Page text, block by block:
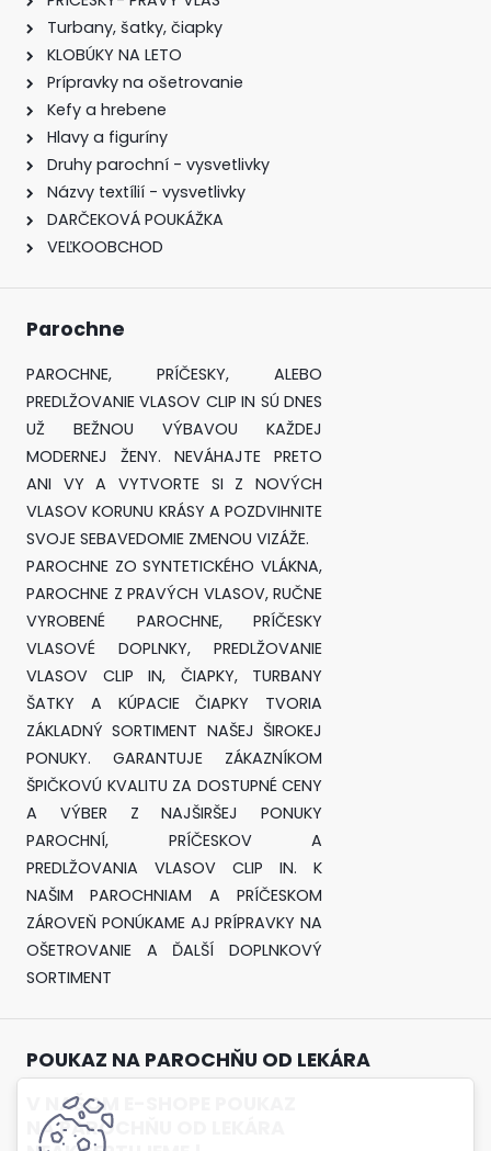
Turbany, šatky, čiapky
KLOBÚKY NA LETO
Prípravky na ošetrovanie
Kefy a hrebene
Hlavy a figuríny
Druhy parochní - vysvetlivky
Názvy textílií - vysvetlivky
DARČEKOVÁ POUKÁŽKA
VEĽKOOBCHOD
Parochne
PAROCHNE, PRÍČESKY, ALEBO
PREDLŽOVANIE VLASOV CLIP IN SÚ DNES
UŽ BEŽNOU VÝBAVOU KAŽDEJ
MODERNEJ ŽENY. NEVÁHAJTE PRETO
ANI VY A VYTVORTE SI Z NOVÝCH
VLASOV KORUNU KRÁSY A POZDVIHNITE
SVOJE SEBAVEDOMIE ZMENOU VIZÁŽE.
PAROCHNE ZO SYNTETICKÉHO VLÁKNA,
PAROCHNE Z PRAVÝCH VLASOV, RUČNE
VYROBENÉ PAROCHNE, PRÍČESKY
VLASOVÉ DOPLNKY, PREDLŽOVANIE
VLASOV CLIP IN, ČIAPKY, TURBANY
ŠATKY A KÚPACIE ČIAPKY TVORIA
ZÁKLADNÝ SORTIMENT NAŠEJ ŠIROKEJ
PONUKY. GARANTUJE ZÁKAZNÍKOM
ŠPIČKOVÚ KVALITU ZA DOSTUPNÉ CENY
A VÝBER Z NAJŠIRŠEJ PONUKY
PAROCHNÍ, PRÍČESKOV A
PREDLŽOVANIA VLASOV CLIP IN. K
NAŠIM PAROCHNIAM A PRÍČESKOM
ZÁROVEŇ PONÚKAME AJ PRÍPRAVKY NA
OŠETROVANIE A ĎALŠÍ DOPLNKOVÝ
SORTIMENT
POUKAZ NA PAROCHŇU OD LEKÁRA
V NAŠOM E-SHOPE POUKAZ
NA PAROCHŇU OD LEKÁRA